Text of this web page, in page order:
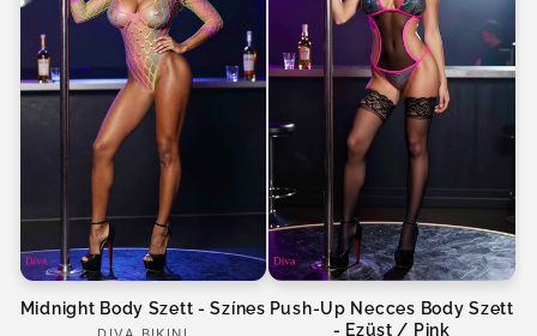
Midnight Body Szett - Színes Push-Up Necces Body Szett
- Ezüst / Pink